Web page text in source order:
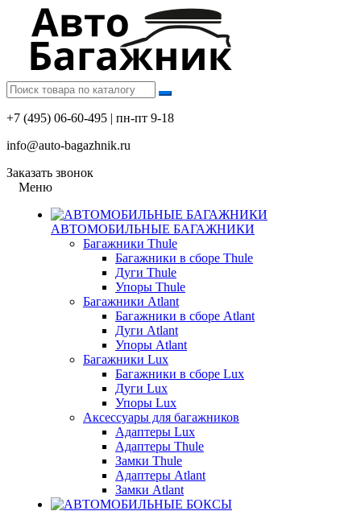
+7 (495) 06-60-495 | пн-пт 9-18
info@auto-bagazhnik.ru
Заказать звонок
Меню
АВТОМОБИЛЬНЫЕ БАГАЖНИКИ
Багажники Thule
Багажники в сборе Thule
Дуги Thule
Упоры Thule
Багажники Atlant
Багажники в сборе Atlant
Дуги Atlant
Упоры Atlant
Багажники Lux
Багажники в сборе Lux
Дуги Lux
Упоры Lux
Аксессуары для багажников
Адаптеры Lux
Адаптеры Thule
Замки Thule
Адаптеры Atlant
Замки Atlant